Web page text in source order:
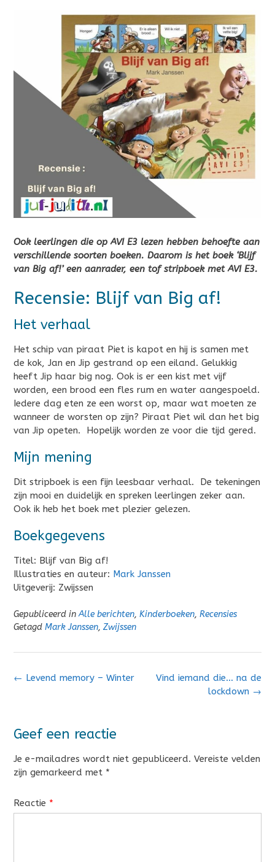
Ook leerlingen die op AVI E3 lezen hebben behoefte aan
verschillende soorten boeken. Daarom is het boek ‘Blijf
van Big af!’ een aanrader, een tof stripboek met AVI E3.
Recensie: Blijf van Big af!
Het verhaal
Het schip van piraat Piet is kapot en hij is samen met
de kok, Jan en Jip gestrand op een eiland. Gelukkig
heeft Jip haar big nog. Ook is er een kist met vijf
worden, een brood een fles rum en water aangespoeld.
Iedere dag eten ze een worst op, maar wat moeten ze
wanneer de worsten op zijn? Piraat Piet wil dan het big
van Jip opeten. Hopelijk worden ze voor die tijd gered.
Mijn mening
Dit stripboek is een fijn leesbaar verhaal. De tekeningen
zijn mooi en duidelijk en spreken leerlingen zeker aan.
Ook ik heb het boek met plezier gelezen.
Boekgegevens
Titel: Blijf van Big af!
Illustraties en auteur: Mark Janssen
Uitgeverij: Zwijssen
Gepubliceerd inAlle berichten, Kinderboeken, Recensies
Getagd Mark Janssen, Zwijssen
Bericht
Vind iemand die… na de
lockdown →
← Levend memory – Winter
Geef een reactie
Je e-mailadres wordt niet gepubliceerd. Vereiste velden
zijn gemarkeerd met *
Reactie *